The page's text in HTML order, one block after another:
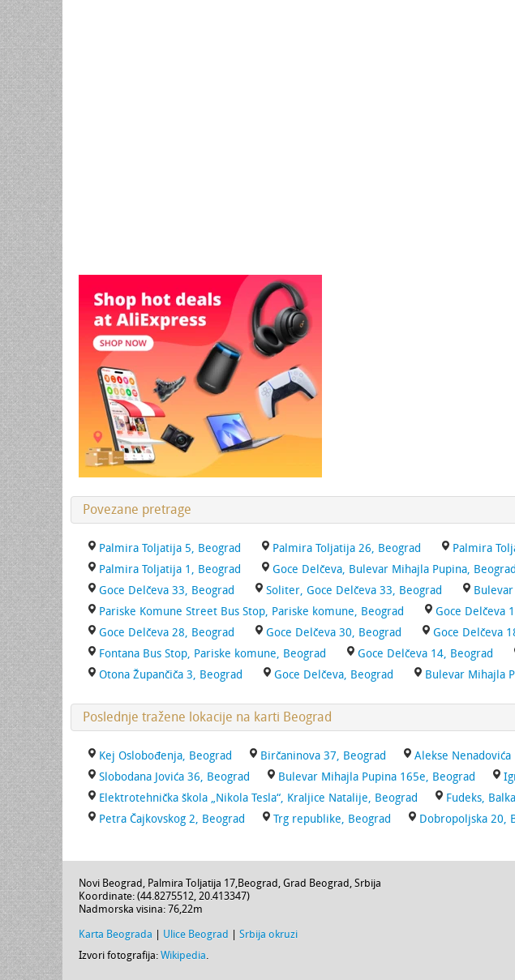
Povezane pretrage
Palmira Toljatija 5, Beograd Palmira Toljatija 26, Beograd Palmira
Palmira Toljatija 1, Beograd
Goce Delčeva, Bulevar Mihajla Pupina, Beograd
Goce Delčeva 33, Beograd
Soliter, Goce Delčeva 33, Beograd
Pariske Komune Street Bus Stop, Pariske komune, Beograd
Goce Delčeva
Goce Delčeva 28, Beograd
Goce Delčeva 30, Beograd Goce Delčeva
Fontana Bus Stop, Pariske komune, Beograd
Goce Delčeva 14, Beograd
Otona Župančiča 3, Beograd
Goce Delčeva, Beograd Bulevar Mihajla
Poslednje tražene lokacije na karti Beograd
Kej Oslobođenja, Beograd Birčaninova 37, Beograd Alekse Nenadovića
Slobodana Jovića 36, Beograd
Bulevar Mihajla Pupina 165e, Beograd
Elektrotehnička škola „Nikola Tesla“, Kraljice Natalije, Beograd
Fudeks,
Petra Čajkovskog 2, Beograd
Trg republike, Beograd Dobropoljska 20,
Novi Beograd, Palmira Toljatija 17,Beograd, Grad Beograd, Srbija
Koordinate: (44.8275512, 20.413347)
Nadmorska visina: 76,22m
Karta Beograda Ulice Beograd
Srbija okruzi
Izvori fotografija: Wikipedia.